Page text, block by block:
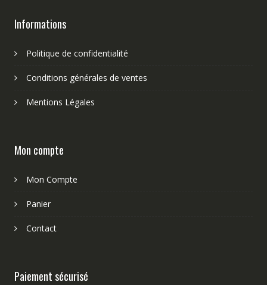
Informations
Politique de confidentialité
Conditions générales de ventes
Mentions Légales
Mon compte
Mon Compte
Panier
Contact
Paiement sécurisé